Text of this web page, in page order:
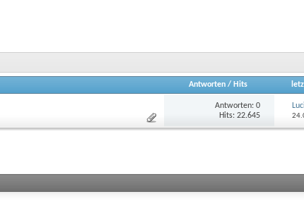
Antworten / Hits
Antworten: 0
Hits: 22.645